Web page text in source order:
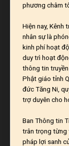
phương châm
Hiện nay, Kênh
nhân sự là
kinh phí hoạt
duy trì hoạt
thông tin
Phật giáo tỉnh
đức Tăng Ni,
trợ duyên cho
Ban Thông tin
trân trọng từng
pháp lợi sanh